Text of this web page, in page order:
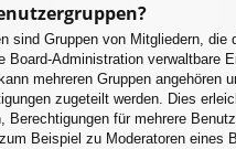
sind Gruppen von Mitgliedern, die
Board-Administration verwaltbare
mehreren Gruppen angehören
zugeteilt werden. Dies
Berechtigungen für mehrere
Beispiel zu Moderatoren eines